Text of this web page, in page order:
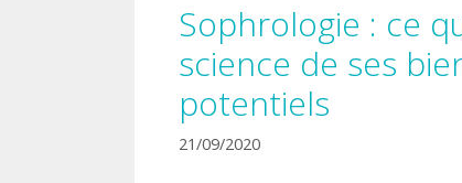
Sophrologie : ce
science de ses
potentiels
21/09/2020